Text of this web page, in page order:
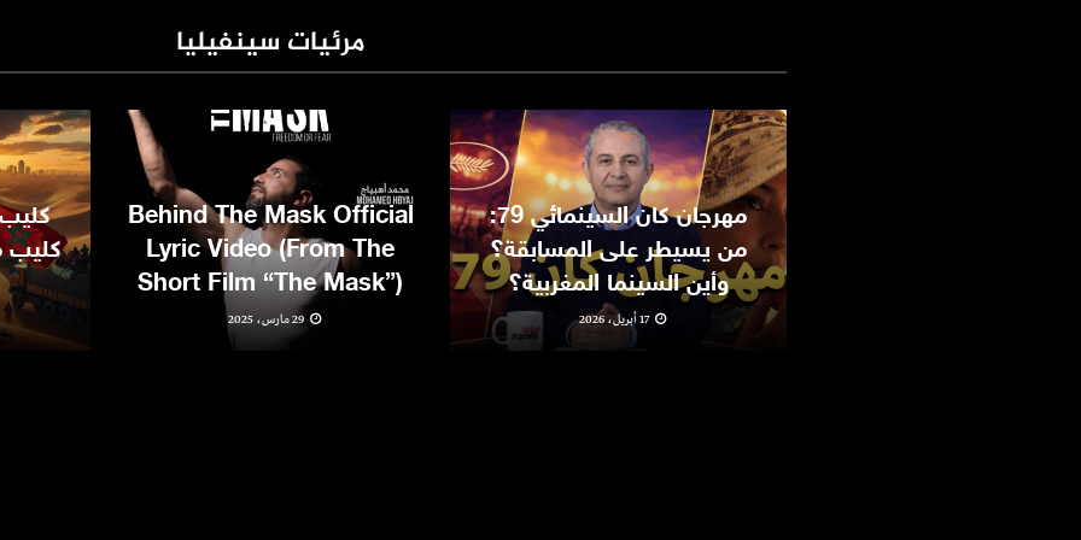
مرئيات سينفيليا
مهرجان كان السينمائي 79:
من يسيطر على المسابقة؟
وأين السينما المغربية؟
17 أبريل، 2026
Behind The Mask Official
Lyric Video (From The
Short Film “The Mask”)
29 مارس، 2025
كليب